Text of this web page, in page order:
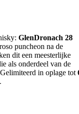
GlenDronach 28
puncheon na de
dit een meesterlijke
als onderdeel van de
in oplage tot
.